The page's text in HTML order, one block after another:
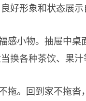
好形象和状态展
感小物。抽屉中桌
换各种茶饮、果
拖。回到家不拖沓